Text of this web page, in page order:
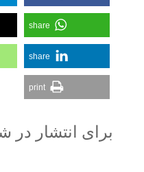
share
share
print
برای انتشار در